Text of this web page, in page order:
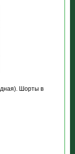
Шорты в